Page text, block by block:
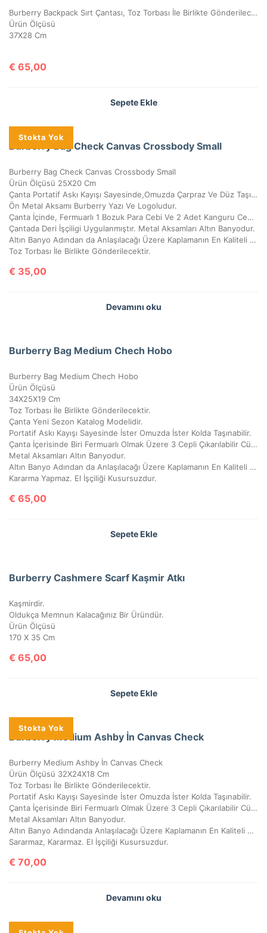
Burberry Backpack Sırt Çantası, Toz Torbası İle Birlikte Gönderilecektir.
Ürün Ölçüsü
37X28 Cm
€ 65,00
Sepete Ekle
Stokta Yok
Burberry Bag Check Canvas Crossbody Small
Burberry Bag Check Canvas Crossbody Small
Ürün Ölçüsü 25X20 Cm
Çanta Portatif Askı Kayışı Sayesinde,Omuzda Çarpraz Ve Düz Taşınabilir.
Ön Metal Aksamı Burberry Yazı Ve Logoludur.
Çanta İçinde, Fermuarlı 1 Bozuk Para Cebi Ve 2 Adet Kanguru Cebi Vardır.
Çantada Deri İşçiligi Uygulanmıştır. Metal Aksamları Altın Banyodur.
Altın Banyo Adından da Anlaşılacağı Üzere Kaplamanın En Kaliteli Olanıdır, Kararma Yapmaz.
Toz Torbası İle Birlikte Gönderilecektir.
€ 35,00
Devamını oku
Burberry Bag Medium Chech Hobo
Burberry Bag Medium Chech Hobo
Ürün Ölçüsü
34X25X19 Cm
Toz Torbası İle Birlikte Gönderilecektir.
Çanta Yeni Sezon Katalog Modelidir.
Portatif Askı Kayışı Sayesinde İster Omuzda İster Kolda Taşınabilir.
Çanta İçerisinde Biri Fermuarlı Olmak Üzere 3 Cepli Çıkarılabilir Cüzdanı Vardır.
Metal Aksamları Altın Banyodur.
Altın Banyo Adından da Anlaşılacağı Üzere Kaplamanın En Kaliteli Olanıdır.
Kararma Yapmaz. El İşçiliği Kusursuzdur.
€ 65,00
Sepete Ekle
Burberry Cashmere Scarf Kaşmir Atkı
Kaşmirdir.
Oldukça Memnun Kalacağınız Bir Üründür.
Ürün Ölçüsü
170 X 35 Cm
€ 65,00
Sepete Ekle
Stokta Yok
Burberry Medium Ashby İn Canvas Check
Burberry Medium Ashby İn Canvas Check
Ürün Ölçüsü 32X24X18 Cm
Toz Torbası İle Birlikte Gönderilecektir.
Portatif Askı Kayışı Sayesinde İster Omuzda İster Kolda Taşınabilir.
Çanta İçerisinde Biri Fermuarlı Olmak Üzere 3 Cepli Çıkarılabilir Cüzdan Vardır.
Metal Aksamları Altın Banyodur.
Altın Banyo Adındanda Anlaşılacağı Üzere Kaplamanın En Kaliteli Olanıdır.
Sararmaz, Kararmaz. El İşçiliği Kusursuzdur.
€ 70,00
Devamını oku